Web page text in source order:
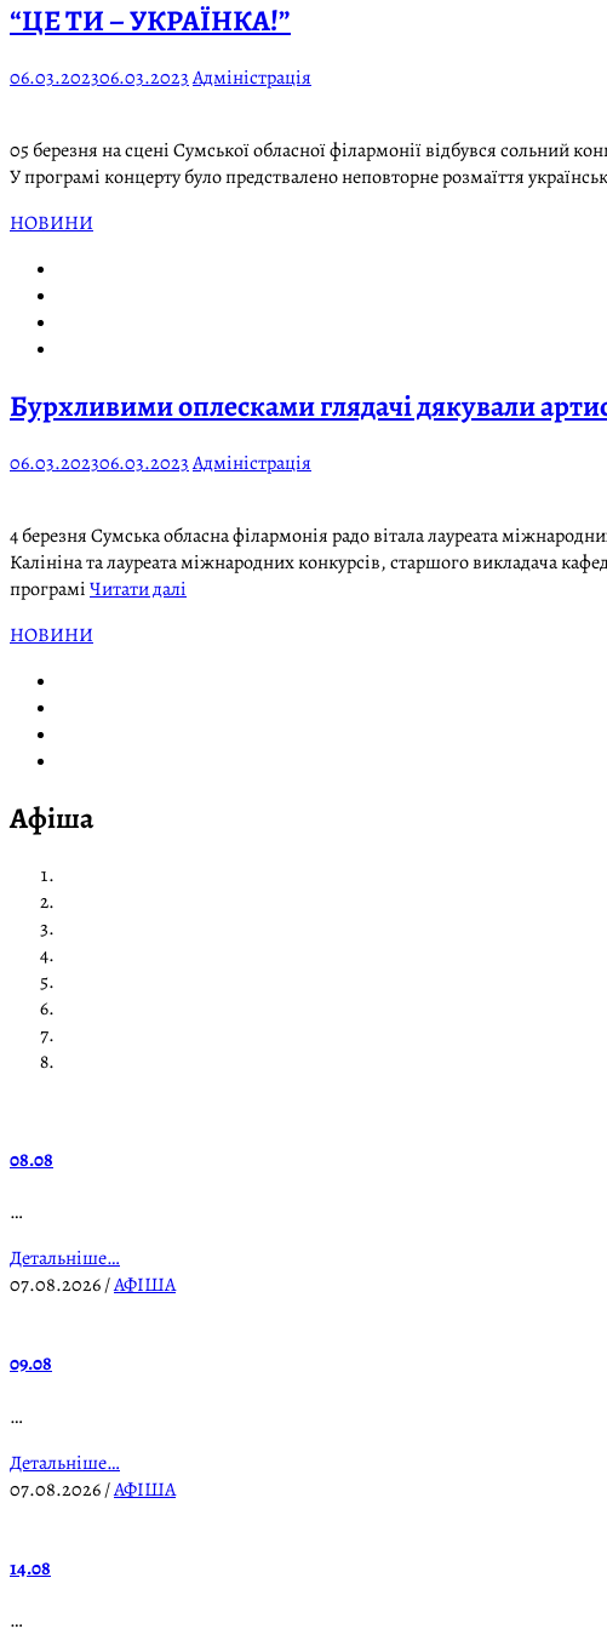
“ЦЕ ТИ – УКРАЇНКА!”
06.03.202306.03.2023Адміністрація
05 березня на сцені Сумської обласної філармонії відбувся сольний
У програмі концерту було предствалено неповторне розмаїття
НОВИНИ
Бурхливими оплесками глядачі дякували
06.03.202306.03.2023Адміністрація
4 березня Сумська обласна філармонія радо вітала лауреата
Калініна та лауреата міжнародних конкурсів, старшого викладача
програміЧитати далі
НОВИНИ
Афіша
08.08
…
Детальніше…
07.08.2026/АФІША
09.08
…
Детальніше…
07.08.2026/АФІША
14.08
…